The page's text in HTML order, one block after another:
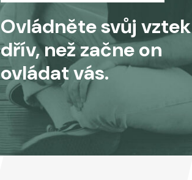
Ovládněte svůj vztek
dřív, než začne on
ovládat vás.